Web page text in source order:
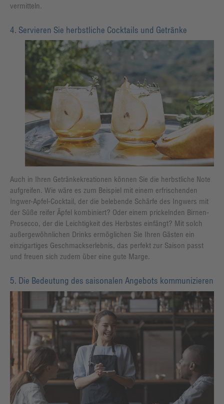
vermitteln.
4. Servieren Sie herbstliche Cocktails und Getränke
Auch in Ihren Getränkekreationen können Sie die herbstliche Note
aufgreifen. Wie wäre es zum Beispiel mit einem erfrischenden
Ingwer-Apfel-Cocktail, der die belebende Schärfe des Ingwers mit
der Süße reifer Äpfel kombiniert? Oder einem prickelnden Birnen-
Prosecco, der die Leichtigkeit des Herbstes einfängt? Mit solch
außergewöhnlichen Drinks ermöglichen Sie Ihren Gästen ein
einzigartiges Geschmackserlebnis, das perfekt zur Saison passt
und freuen sich zudem über eine gute Marge.
5. Die Bedeutung des saisonalen Angebots kommunizieren